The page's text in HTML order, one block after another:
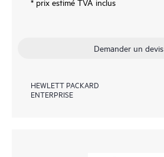
* prix estimé TVA inclus
Demander un devis
HEWLETT PACKARD
ENTERPRISE